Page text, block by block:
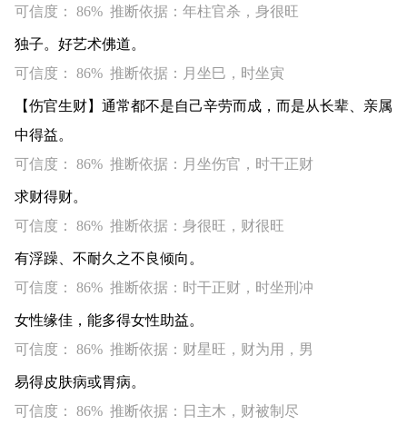
可信度： 86% 推断依据：年柱官杀，身很旺
独子。好艺术佛道。
可信度： 86% 推断依据：月坐巳，时坐寅
【伤官生财】通常都不是自己辛劳而成，而是从长辈、亲属
中得益。
可信度： 86% 推断依据：月坐伤官，时干正财
求财得财。
可信度： 86% 推断依据：身很旺，财很旺
有浮躁、不耐久之不良倾向。
可信度： 86% 推断依据：时干正财，时坐刑冲
女性缘佳，能多得女性助益。
可信度： 86% 推断依据：财星旺，财为用，男
易得皮肤病或胃病。
可信度： 86% 推断依据：日主木，财被制尽